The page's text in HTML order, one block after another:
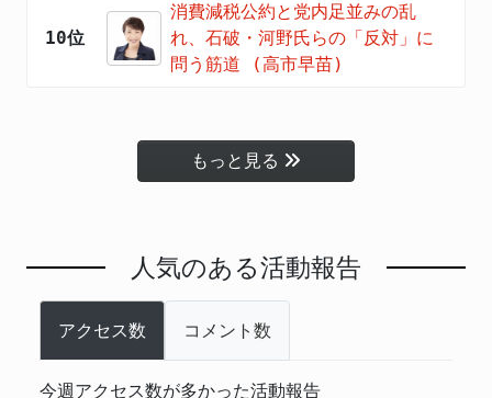
10位
消費減税公約と党内足並みの乱
れ、石破・河野氏らの「反対」に
問う筋道 (高市早苗)
もっと見る
人気のある活動報告
アクセス数 コメント数
今週アクセス数が多かった活動報告